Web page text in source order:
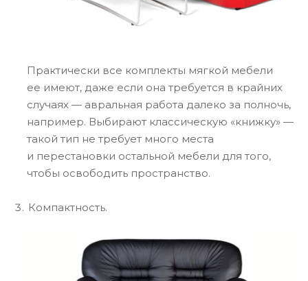
Практически все комплекты мягкой мебели
ее имеют, даже если она требуется в крайних
случаях — авральная работа далеко за полночь,
например. Выбирают классическую «книжку» —
такой тип не требует много места
и перестановки остальной мебели для того,
чтобы освободить пространство.
Компактность.